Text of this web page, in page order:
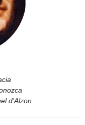
d’Alzon